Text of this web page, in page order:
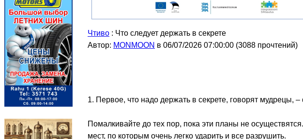
Чтиво : Что следует держать в секрете
Автор: MONMOON в 06/07/2026 07:00:00 (3088 прочтений)
1. Первое, что надо держать в секрете, говорят мудрецы,
Помалкивайте до тех пор, пока эти планы не
мест, по которым очень легко ударить и все разрушить.